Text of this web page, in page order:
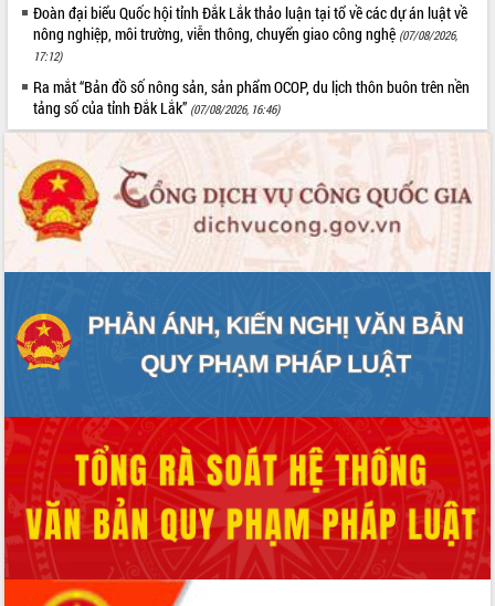
tồn biển
Lấy ý kiến điều chỉnh Quy hoạch tỉnh
Đắk Lắk thời kỳ 2021-2030, tầm nhìn
đến năm 2050
Phát động chiến dịch 30 ngày đêm
giải phóng mặt bằng Tuyến đường bộ
ven biển
Đắk Lắk nỗ lực thúc đẩy tăng trưởng
kinh tế từ 10% trở lên trong Quý
II/2026
Đắk Lắk ký kết thỏa thuận hợp tác về
với Tập đoàn Bưu chính Viễn thông
Việt Nam
Thứ trưởng Bộ Y tế làm việc với tỉnh
Đắk Lắk về phát triển nhân lực y tế
Du lịch Đắk Lắk nâng tầm trải nghiệm
du khách thông qua Hệ thống cơ sở dữ
liệu và Bản đồ số
Tập huấn ứng dụng trí tuệ nhân tạo (AI)
trong thương mại điện tử năm 2026
Đoàn đại biểu Quốc hội tỉnh Đắk Lắk
trao đổi thông tin trước Kỳ họp thứ
nhất, Quốc hội khóa XVI
Đoàn đại biểu Quốc hội tỉnh Đắk Lắk thảo luận tại tổ về các dự án luật về
nông nghiệp, môi trường, viễn thông, chuyển giao công nghệ (07/08/2026,
17:12)
Ra mắt “Bản đồ số nông sản, sản phẩm OCOP, du lịch thôn buôn trên nền
tảng số của tỉnh Đắk Lắk” (07/08/2026, 16:46)